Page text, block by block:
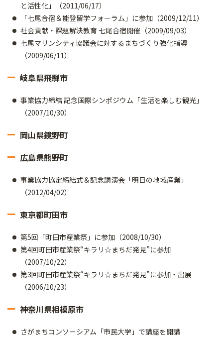
と活性化」（2011/06/17）
「七尾合宿＆能登留学フォーラム」に参加（2009/12/11）
社会貢献・課題解決教育 七尾合宿開催（2009/09/03）
七尾マリンシティ協議会に対するまちづくり強化指導
（2009/06/11）
岐阜県飛騨市
事業協力締結 記念国際シンポジウム「生活を楽しむ観光」
（2007/10/30）
岡山県鏡野町
広島県熊野町
事業協力協定締結式＆記念講演会「明日の地域産業」
（2012/04/02）
東京都町田市
第5回「町田市産業祭」に参加（2008/10/30）
第4回町田市産業祭“キラリ☆まちだ発見”に参加
（2007/10/22）
第3回町田市産業祭“キラリ☆まちだ発見”に参加・出展
（2006/10/23）
神奈川県相模原市
さがまちコンソーシアム「市民大学」で講座を開講